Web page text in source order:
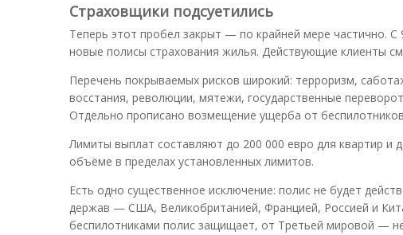
Страховщики подсуетились
Теперь этот пробел закрыт — по крайней мере частично.
новые полисы страхования жилья. Действующие клиенты
Перечень покрываемых рисков широкий: терроризм,
восстания, революции, мятежи, государственные
Отдельно прописано возмещение ущерба от
Лимиты выплат составляют до 200 000 евро для квартир и
объёме в пределах установленных лимитов.
Есть одно существенное исключение: полис не будет
держав — США, Великобританией, Францией, Россией и
беспилотниками полис защищает, от Третьей мировой —